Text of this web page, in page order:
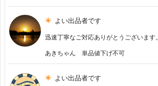
よい出品者です
迅速丁寧なご対応ありがとうございます。
あきちゃん 単品値下げ不可
よい出品者です